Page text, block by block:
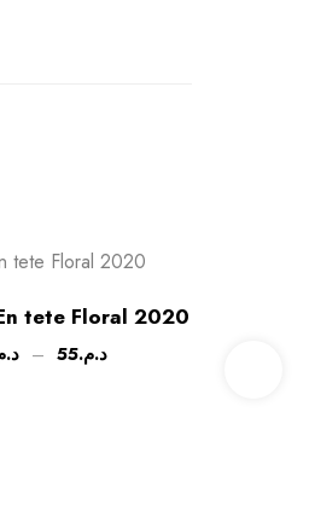
tete Floral 2020
– د.م.55